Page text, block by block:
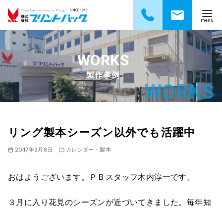
ン
テ
ツ
へ
製作事例
リング製本シーズン以外でも活躍中
2017年3月8日 カレンダー・製本
おはようございます。ＰＢスタッフ木内淳一です。
３月に入り花見のシーズンが近づいてきました。毎年知